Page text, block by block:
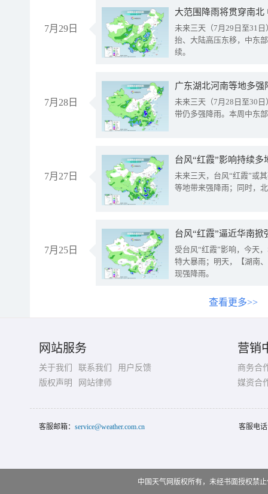
7月29日
大范围降雨将贯穿南
未来三天（7月29日至31
抬、大陆高压东移，中东
续。
7月28日
广东湖北河南等地多
未来三天（7月28日至30
带仍多强降雨。本周中东
7月27日
台风“红霞”影响持续
未来三天，台风“红霞”或
等地带来强降雨；同时，
7月25日
台风“红霞”逼近华南
受台风“红霞”影响，今天
特大暴雨；明天，【湖南
现强降雨。
查看更多>>
网站服务
关于我们 联系我们
用户反馈
版权声明
网站律师
营销
商务合
媒资合
客服邮箱： service@weather.com.cn 客服电
中国天气网版权所有，未经书面授权